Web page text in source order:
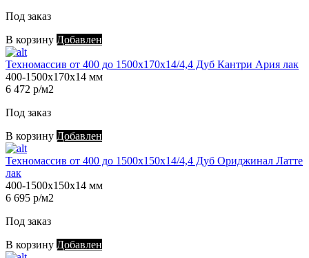
Под заказ
В корзину Добавлен
Техномассив от 400 до 1500х170х14/4,4 Дуб Кантри Ария лак
400-1500х170х14 мм
6 472 р/м2
Под заказ
В корзину Добавлен
Техномассив от 400 до 1500х150х14/4,4 Дуб Ориджинал Латте
лак
400-1500х150х14 мм
6 695 р/м2
Под заказ
В корзину Добавлен